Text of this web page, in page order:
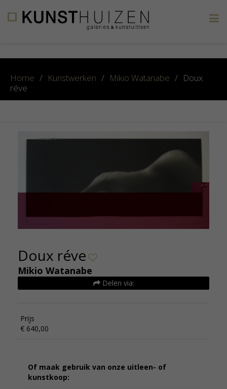
Home / Kunstwerken / Mikio Watanabe / Doux
réve
Doux réve
Mikio Watanabe
Delen via:
Prijs
€ 640,00
Of maak gebruik van onze uitleen- of
kunstkoop: